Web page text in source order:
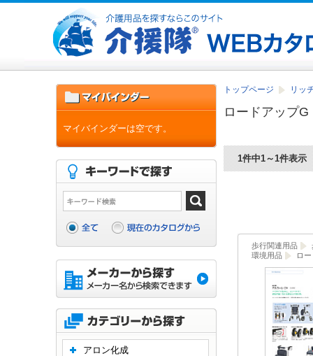
トップページ リッ
ロードアップG
1件中1～1件表示
歩行関連用品
環境用品
ロ
マイバインダーは空です。
アロン化成